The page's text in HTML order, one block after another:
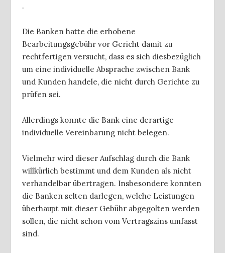
.
Die Banken hatte die erhobene
Bearbeitungsgebühr vor Gericht damit zu
rechtfertigen versucht, dass es sich diesbezüglich
um eine individuelle Absprache zwischen Bank
und Kunden handele, die nicht durch Gerichte zu
prüfen sei.
Allerdings konnte die Bank eine derartige
individuelle Vereinbarung nicht belegen.
Vielmehr wird dieser Aufschlag durch die Bank
willkürlich bestimmt und dem Kunden als nicht
verhandelbar übertragen. Insbesondere konnten
die Banken selten darlegen, welche Leistungen
überhaupt mit dieser Gebühr abgegolten werden
sollen, die nicht schon vom Vertragszins umfasst
sind.